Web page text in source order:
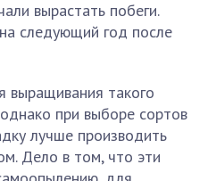
вырастать побеги.
следующий год после
выращивания такого
при выборе сортов
лучше производить
Дело в том, что эти